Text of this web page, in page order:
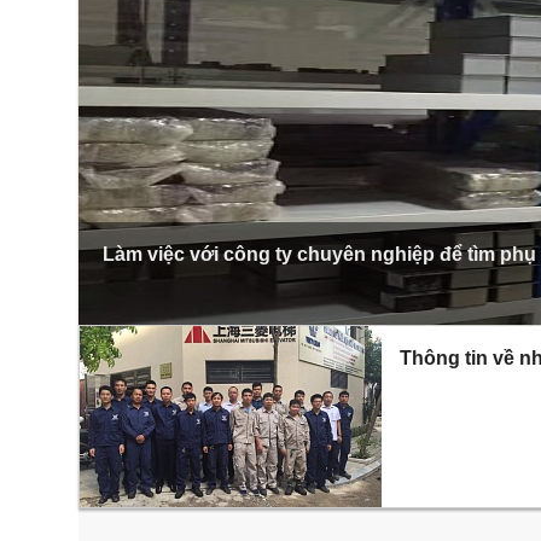
Làm việc với công ty chuyên nghiệp để tìm
Thông tin về